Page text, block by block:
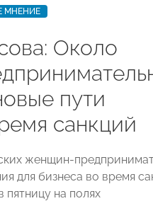
МНЕНИЕ
Около
пути
санкций
женщин-
для бизнеса во время
пятницу на полях